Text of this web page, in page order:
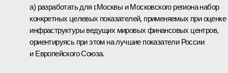
а) разработать для г.Москвы и Московского региона набор
конкретных целевых показателей, применяемых при оценке
инфраструктуры ведущих мировых финансовых центров,
ориентируясь при этом на лучшие показатели России
и Европейского Союза.